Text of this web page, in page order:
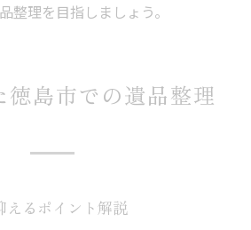
整理を目指しましょう。
徳島市での遺品整理
えるポイント解説